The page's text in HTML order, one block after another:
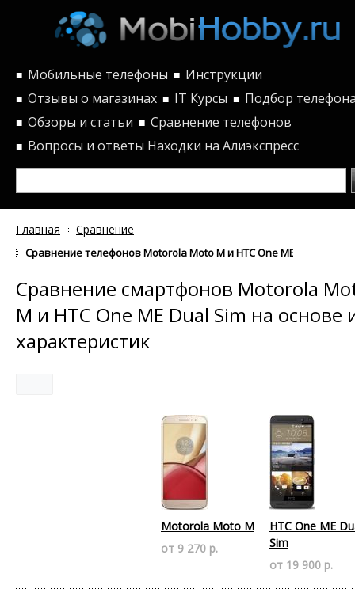
■ Мобильные телефоны ■ Инструкции
■ Отзывы о магазинах ■ IT Курсы ■ Подбор
■ Обзоры и статьи ■ Сравнение телефонов
■ Вопросы и ответы Находки на Алиэкспресс
Главная Сравнение
Сравнение телефонов Motorola Moto M и HTC One ME Dual Sim
Сравнение смартфонов Motorola
M и HTC One ME Dual Sim на основе
характеристик
Motorola Moto M
от 9 270 р.
HTC One ME
Sim
от 19 900 р.